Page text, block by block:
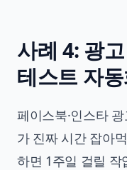
사례 4: 광
테스트 자
페이스북·인스타
가 진짜 시간 잡아
하면 1주일 걸릴 작